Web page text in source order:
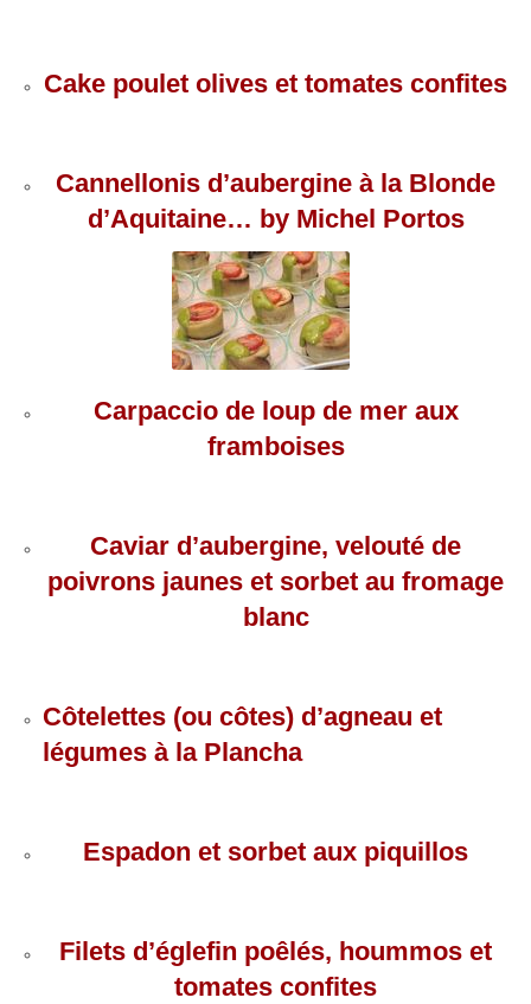
Cake poulet olives et tomates confites
Cannellonis d’aubergine à la Blonde
d’Aquitaine… by Michel Portos
Carpaccio de loup de mer aux
framboises
Caviar d’aubergine, velouté de
poivrons jaunes et sorbet au fromage
blanc
Côtelettes (ou côtes) d’agneau et
légumes à la Plancha
Espadon et sorbet aux piquillos
Filets d’églefin poêlés, hoummos et
tomates confites